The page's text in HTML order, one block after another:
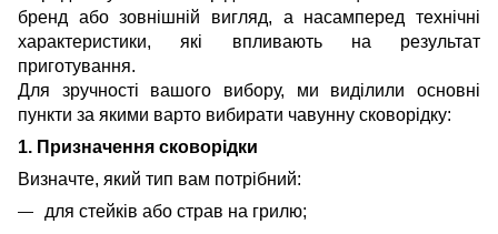
бренд або зовнішній вигляд, а насамперед технічні
характеристики, які впливають на результат
приготування.
Для зручності вашого вибору, ми виділили основні
пункти за якими варто вибирати чавунну сковорідку:
1. Призначення сковорідки
Визначте, який тип вам потрібний:
для стейків або страв на грилю;